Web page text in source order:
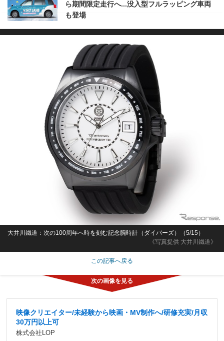
ら期間限定走行へ...没入型フルラッピング車両
も登場
《写真提供 大井川鐵道》
大井川鐵道：次の100周年へ時を刻む記念腕時計（ダイバーズ）（5/15）
この記事へ戻る
映像クリエイター/未経験から映画・MV制作へ/研修充実/月収
30万円以上可
株式会社LOP